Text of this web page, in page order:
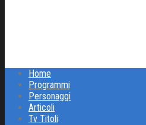
Home
Programmi
Personaggi
Articoli
Tv Titoli